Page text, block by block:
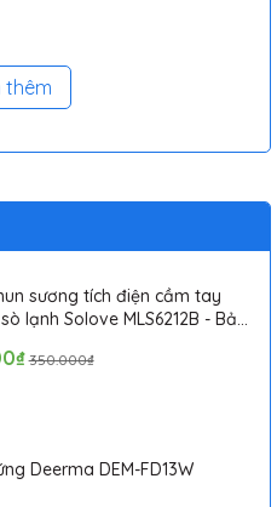
lọc không
minh Mijia
thêm
sương tích điện cầm tay
lạnh Solove MLS6212B - Bảo
350.000₫
Deerma DEM-FD13W